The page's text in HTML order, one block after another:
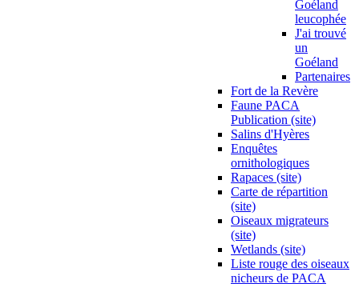
Goéland
leucophée
J'ai trouvé
un
Goéland
Partenaires
Fort de la Revère
Faune PACA
Publication (site)
Salins d'Hyères
Enquêtes
ornithologiques
Rapaces (site)
Carte de répartition
(site)
Oiseaux migrateurs
(site)
Wetlands (site)
Liste rouge des oiseaux
nicheurs de PACA